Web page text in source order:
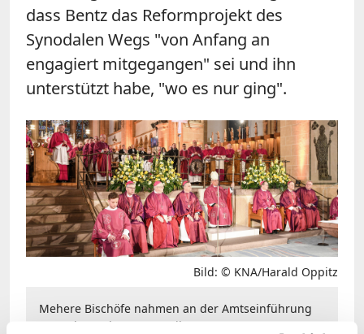
dass Bentz das Reformprojekt des
Synodalen Wegs "von Anfang an
engagiert mitgegangen" sei und ihn
unterstützt habe, "wo es nur ging".
Bild: © KNA/Harald Oppitz
Mehere Bischöfe nahmen an der Amtseinführung
von Udo Markus Bentz teil.